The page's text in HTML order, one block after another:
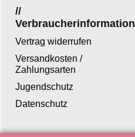
//
Verbraucherinformation
Vertrag widerrufen
Versandkosten /
Zahlungsarten
Jugendschutz
Datenschutz